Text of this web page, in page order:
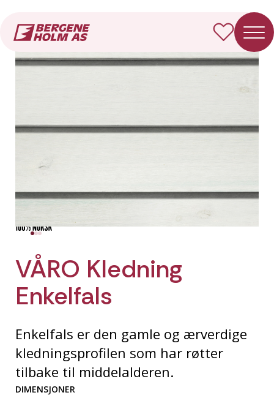
VÅRO Kledning
Enkelfals
Enkelfals er den gamle og ærverdige
kledningsprofilen som har røtter
tilbake til middelalderen.
DIMENSJONER